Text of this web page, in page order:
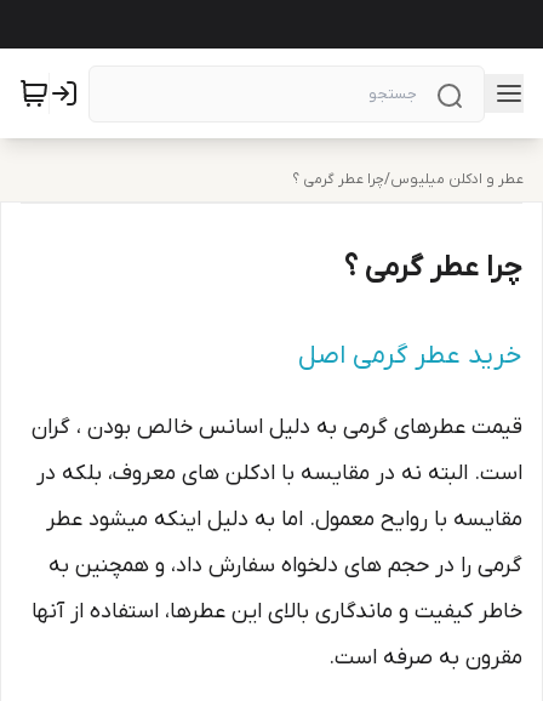
عطر و ادکلن میلیوس/چرا عطر گرمی ؟
چرا عطر گرمی ؟
خرید عطر گرمی اصل
قیمت عطرهای گرمی به دلیل اسانس خالص بودن ، گران
است. البته نه در مقایسه با ادکلن های معروف، بلکه در
مقایسه با روایح معمول. اما به دلیل اینکه میشود عطر
گرمی را در حجم های دلخواه سفارش داد، و همچنین به
خاطر کیفیت و ماندگاری بالای این عطرها، استفاده از آنها
مقرون به صرفه است.